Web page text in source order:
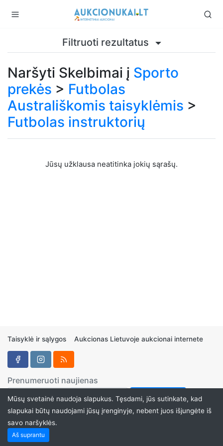
Filtruoti rezultatus
Naršyti Skelbimai į Sporto
prekės > Futbolas
Australiškomis taisyklėmis >
Futbolas instruktorių
Jūsų užklausa neatitinka jokių sąrašų.
Taisyklė ir sąlygos Aukcionas Lietuvoje aukcionai internete
Prenumeruoti naujienas
Mūsų svetainė naudoja slapukus. Tęsdami, jūs sutinkate, kad
slapukai būtų naudojami jūsų įrenginyje, nebent juos išjungėte iš
savo naršyklės.
Aš suprantu